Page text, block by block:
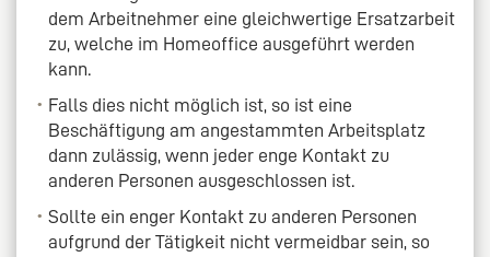
dem Arbeitnehmer eine gleichwertige Ersatzarbeit
zu, welche im Homeoffice ausgeführt werden
kann.
Falls dies nicht möglich ist, so ist eine
Beschäftigung am angestammten Arbeitsplatz
dann zulässig, wenn jeder enge Kontakt zu
anderen Personen ausgeschlossen ist.
Sollte ein enger Kontakt zu anderen Personen
aufgrund der Tätigkeit nicht vermeidbar sein, so